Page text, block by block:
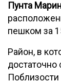
Пунта
пешком за
Район, в